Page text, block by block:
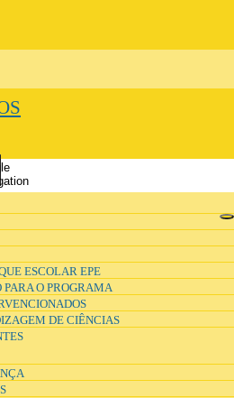
ESCOLAR EPE
PARA O PROGRAMA
DE CIÊNCIAS
úteis para o ensino das ciências.